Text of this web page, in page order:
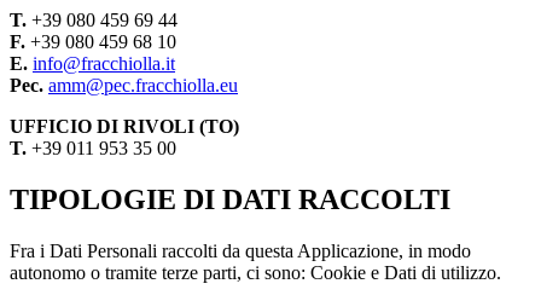
T. +39 080 459 69 44
F. +39 080 459 68 10
E. info@fracchiolla.it
Pec. amm@pec.fracchiolla.eu
UFFICIO DI RIVOLI (TO)
T. +39 011 953 35 00
TIPOLOGIE DI DATI RACCOLTI
Fra i Dati Personali raccolti da questa Applicazione, in modo
autonomo o tramite terze parti, ci sono: Cookie e Dati di utilizzo.